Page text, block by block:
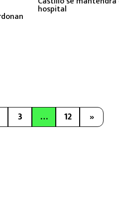
hospital
3 … 12 »